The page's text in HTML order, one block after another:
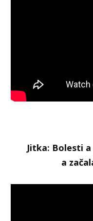
Jitka: Bolesti
a